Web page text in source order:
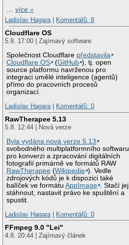
…více »
Ladislav Hagara| Komentářů: 8
Cloudflare OS
5.8. 17:00 | Zajímavý software
Společnost Cloudflare představila
Cloudflare OS
(GitHub ), tj. open
source platformu navrženou pro
integraci umělé inteligence (agentů)
přímo do pracovních procesů
organizací.
Ladislav Hagara| Komentářů: 0
RawTherapee 5.13
5.8. 12:44 | Nová verze
Byla vydána nová verze 5.13
svobodného multiplatformního softwaru
pro konverzi a zpracování digitálních
fotografií primárně ve formátů RAW
RawTherapee (Wikipedie ). Vedle
zdrojových kódů je k dispozici také
balíček ve formátuAppImage
. Stačí jej
stáhnout, nastavit právo ke spuštění a
spustit.
Ladislav Hagara| Komentářů: 0
FFmpeg 9.0 "Lei"
4.8. 20:44 | Zajímavý článek